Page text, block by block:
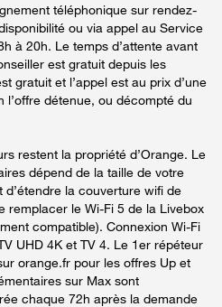
téléphonique sur rendez-
ou via appel au Service
à 20h. Le temps d’attente avant
est gratuit depuis les
gratuit et l’appel est au prix d’une
détenue, ou décompté du
restent la propriété d’Orange. Le
dépend de la taille de votre
la couverture wifi de
remplacer le Wi-Fi 5 de la Livebox
compatible). Connexion Wi-Fi
UHD 4K et TV 4. Le 1er répéteur
orange.fr pour les offres Up et
sur Max sont
chaque 72h après la demande